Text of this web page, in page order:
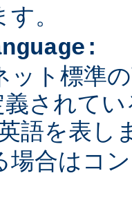
。
ット標準
義されて
語を表し
場合はコ